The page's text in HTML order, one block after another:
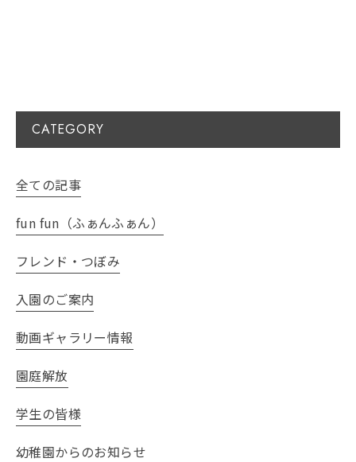
CATEGORY
全ての記事
fun fun（ふぁんふぁん）
フレンド・つぼみ
入園のご案内
動画ギャラリー情報
園庭解放
学生の皆様
幼稚園からのお知らせ